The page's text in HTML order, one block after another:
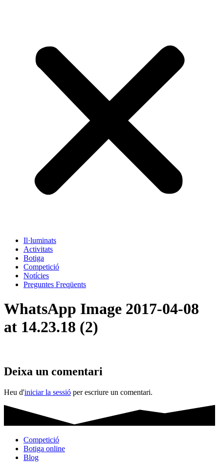
Il·luminats
Activitats
Botiga
Competició
Notícies
Preguntes Freqüents
WhatsApp Image 2017-04-08
at 14.23.18 (2)
Deixa un comentari
Heu d'iniciar la sessió per escriure un comentari.
Competició
Botiga online
Blog